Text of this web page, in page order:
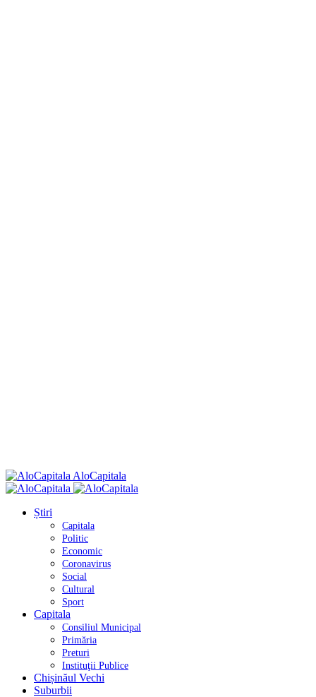
AloCapitala
Știri
Capitala
Politic
Economic
Coronavirus
Social
Cultural
Sport
Capitala
Consiliul Municipal
Primăria
Preturi
Instituţii Publice
Chișinăul Vechi
Suburbii